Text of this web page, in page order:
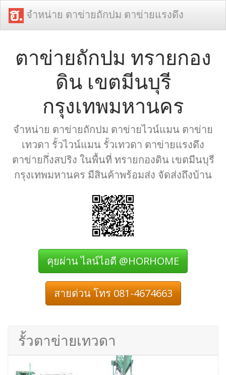
จำหน่าย ตาข่ายถักปม ตาข่ายแรงดึง
ตาข่ายถักปม ทรายกอง
ดิน เขตมีนบุรี
กรุงเทพมหานคร
จำหน่าย ตาข่ายถักปม ตาข่ายไวน์แมน ตาข่าย
เทวดา รั้วไวน์แมน รั้วเทวดา ตาข่ายแรงดึง
ตาข่ายกึ่งสปริง ในพื้นที่ ทรายกองดิน เขตมีนบุรี
กรุงเทพมหานคร มีสินค้าพร้อมส่ง จัดส่งถึงบ้าน
คุยผ่าน ไลน์ไอดี @HORHOME
สายด่วน โทร 081-4674663
รั้วตาข่ายเทวดา